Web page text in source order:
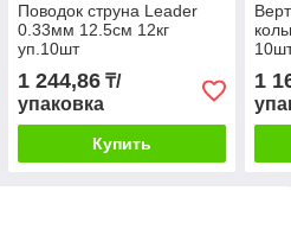
Поводок струна Leader
0.33мм 12.5см 12кг
уп.10шт
1 244,86₸/
упаковка
Купить
1